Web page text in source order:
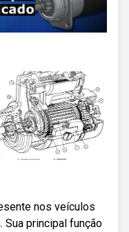
nos veículos
Sua principal função